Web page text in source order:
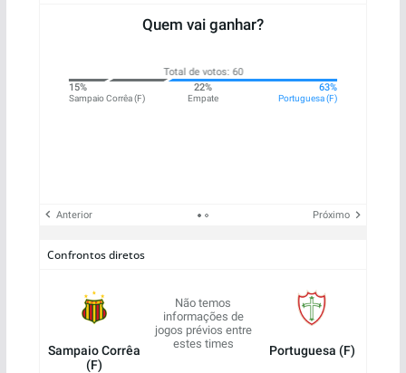
Quem vai ganhar?
Total de votos: 60
15%
Sampaio Corrêa (F)
22%
Empate
63%
Portuguesa (F)
Anterior Próximo
Confrontos diretos
Sampaio Corrêa
(F)
Não temos
informações de
jogos prévios entre
estes times
Portuguesa (F)